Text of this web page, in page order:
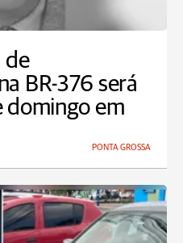
de
BR-376 será
domingo em
PONTA GROSSA